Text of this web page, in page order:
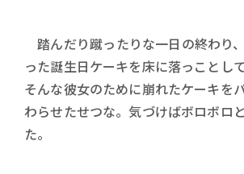
踏んだり蹴ったりな一日の終わり
った誕生日ケーキを床に落っことし
そんな彼女のために崩れたケーキを
わらせたせつな。気づけばボロボロ
た。